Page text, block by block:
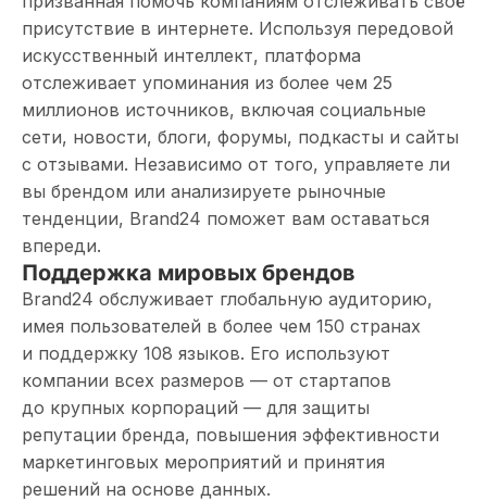
присутствие в интернете. Используя передовой
искусственный интеллект, платформа
отслеживает упоминания из более чем 25
миллионов источников, включая социальные
сети, новости, блоги, форумы, подкасты и сайты
с отзывами. Независимо от того, управляете ли
вы брендом или анализируете рыночные
тенденции, Brand24 поможет вам оставаться
впереди.
Поддержка мировых брендов
Brand24 обслуживает глобальную аудиторию,
имея пользователей в более чем 150 странах
и поддержку 108 языков. Его используют
компании всех размеров — от стартапов
до крупных корпораций — для защиты
репутации бренда, повышения эффективности
маркетинговых мероприятий и принятия
решений на основе данных.